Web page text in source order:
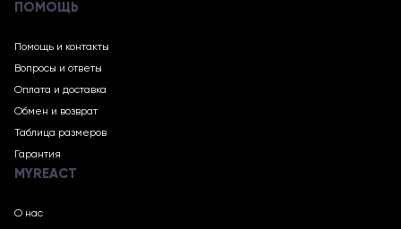
ПОМОЩЬ
Помощь и контакты
Вопросы и ответы
Оплата и доставка
Обмен и возврат
Таблица размеров
Гарантия
MYREACT
О нас